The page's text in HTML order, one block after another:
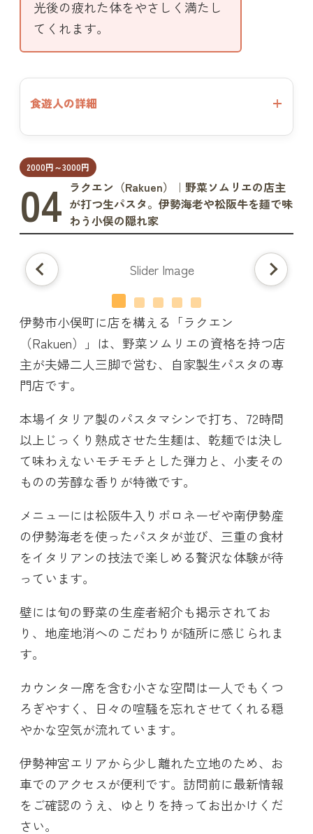
光後の疲れた体をやさしく満たし
てくれます。
食遊人の詳細
2000円～3000円
04 ラクエン（Rakuen）｜野菜ソムリエの店主
が打つ生パスタ。伊勢海老や松阪牛を麺で味
わう小俣の隠れ家
伊勢市小俣町に店を構える「ラクエン
（Rakuen）」は、野菜ソムリエの資格を持つ店
主が夫婦二人三脚で営む、自家製生パスタの専
門店です。
本場イタリア製のパスタマシンで打ち、72時間
以上じっくり熟成させた生麺は、乾麺では決し
て味わえないモチモチとした弾力と、小麦その
ものの芳醇な香りが特徴です。
メニューには松阪牛入りボロネーゼや南伊勢産
の伊勢海老を使ったパスタが並び、三重の食材
をイタリアンの技法で楽しめる贅沢な体験が待
っています。
壁には旬の野菜の生産者紹介も掲示されてお
り、地産地消へのこだわりが随所に感じられま
す。
カウンター席を含む小さな空間は一人でもくつ
ろぎやすく、日々の喧騒を忘れさせてくれる穏
やかな空気が流れています。
伊勢神宮エリアから少し離れた立地のため、お
車でのアクセスが便利です。訪問前に最新情報
をご確認のうえ、ゆとりを持ってお出かけくだ
さい。